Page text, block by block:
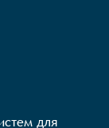
для